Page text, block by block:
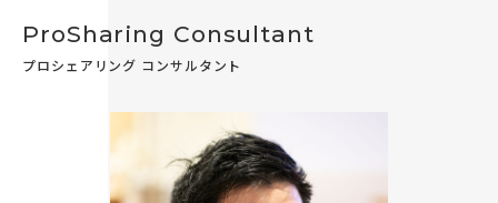
ProSharing Consultant
プロシェアリング コンサルタント